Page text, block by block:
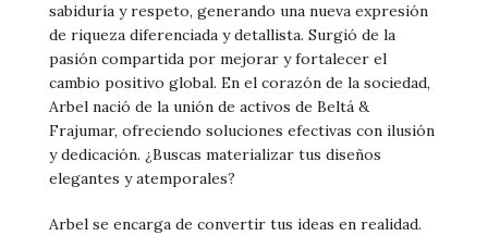
sabiduría y respeto, generando una nueva expresión
de riqueza diferenciada y detallista. Surgió de la
pasión compartida por mejorar y fortalecer el
cambio positivo global. En el corazón de la sociedad,
Arbel nació de la unión de activos de Beltá &
Frajumar, ofreciendo soluciones efectivas con ilusión
y dedicación. ¿Buscas materializar tus diseños
elegantes y atemporales?
Arbel se encarga de convertir tus ideas en realidad.